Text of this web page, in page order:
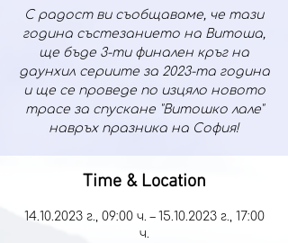
С радост ви съобщаваме, че тази
година състезанието на Витоша,
ще бъде 3-ти финален кръг на
даунхил сериите за 2023-та година
и ще се проведе по изцяло новото
трасе за спускане "Витошко лале"
навръх празника на София!
Time & Location
14.10.2023 г., 09:00 ч. – 15.10.2023 г., 17:00
ч.